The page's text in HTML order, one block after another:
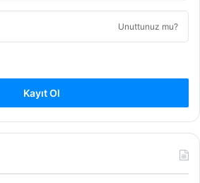
Unuttunuz mu?
Kayıt Ol